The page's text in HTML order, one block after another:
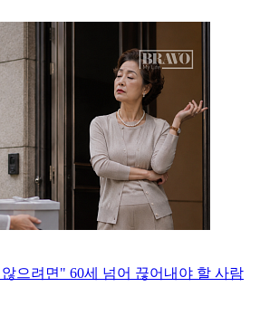
으려면" 60세 넘어 끊어내야 할 사람